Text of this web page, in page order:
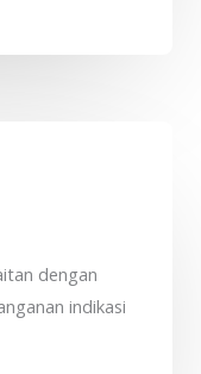
dengan
indikasi